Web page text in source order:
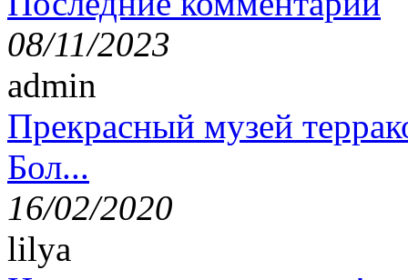
08/11/2023
admin
Прекрасный музей
Бол...
16/02/2020
lilya